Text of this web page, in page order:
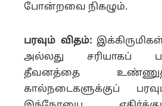
போன்றவை நிகழும்.
பரவும் விதம்:
அல்லது சரியாகப்
தீவனத்தை
கால்நடைகளுக்குப்